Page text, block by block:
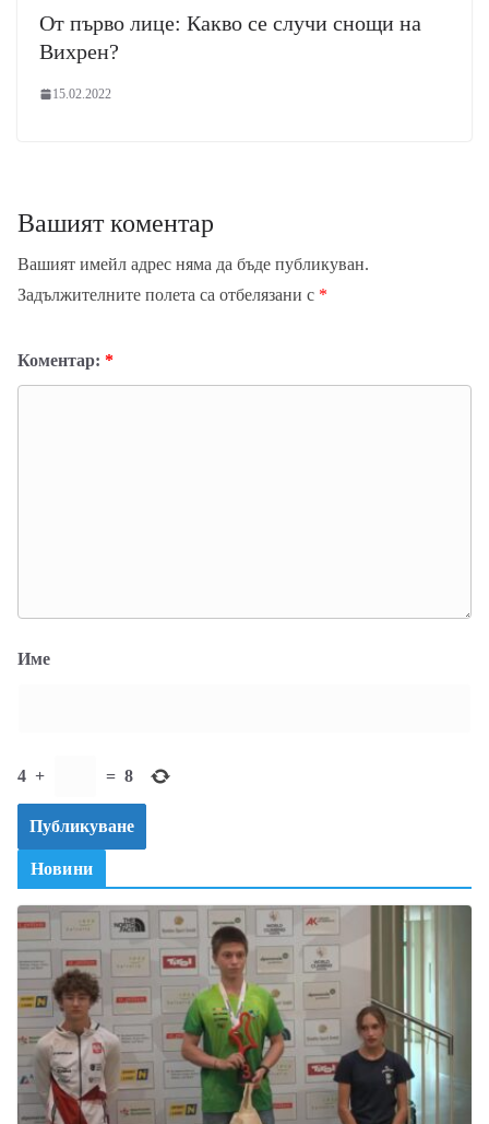
От първо лице: Какво се случи снощи на
Вихрен?
15.02.2022
Вашият коментар
Вашият имейл адрес няма да бъде публикуван.
Задължителните полета са отбелязани с *
Коментар: *
Име
4 + = 8
Новини